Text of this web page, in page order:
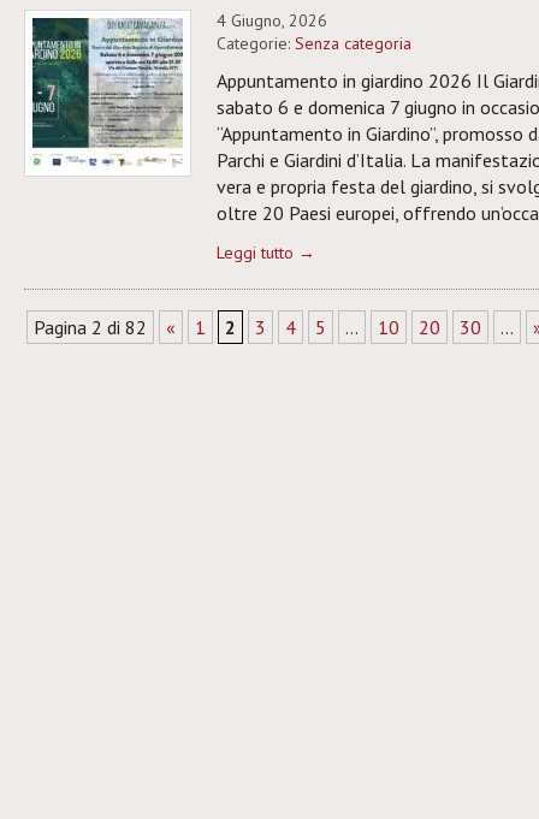
4 Giugno, 2026
Categorie: Senza categoria
Appuntamento in giardino 2026 Il
sabato 6 e domenica 7 giugno in
“Appuntamento in Giardino”, promosso
Parchi e Giardini d’Italia. La
vera e propria festa del giardino, si
oltre 20 Paesi europei, offrendo
Leggi tutto →
Pagina 2 di 82 « 1 2 3 4 5 ... 10 20 30 ...